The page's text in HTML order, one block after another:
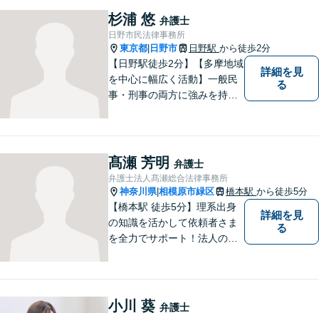
とつの問題に真剣に向き合
い、最善の解決を目指しま
す。
杉浦 悠 弁護士
日野市民法律事務所
東京都 日野市 日野駅 から徒歩2分
【日野駅徒歩2分】【多摩地域
を中心に幅広く活動】一般民
事・刑事の両方に強みを持つ
です。まずはお気軽にご相談
ください。【子連れ相談OK】
詳細を見
る
髙瀬 芳明 弁護士
弁護士法人髙瀬総合法律事務所
神奈川県|相模原市緑区 橋本駅 から徒歩5分
【橋本駅 徒歩5分】理系出身
の知識を活かして依頼者さま
を全力でサポート！法人のお
したいことを整理しながら導
詳細を見
る
小川 葵 弁護士